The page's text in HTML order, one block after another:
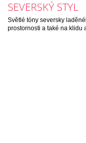
SEVERSKÝ STYL
Světlé tóny seversky
prostornosti a také na klidu